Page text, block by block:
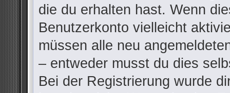
die du erhalten hast. Wenn
Benutzerkonto vielleicht
müssen alle neu
– entweder musst du dies
Bei der Registrierung wurde